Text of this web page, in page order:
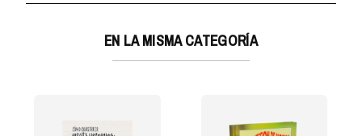
EN LA MISMA CATEGORÍA